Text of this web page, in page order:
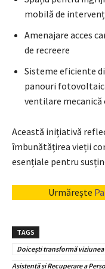
mobilă de
Amenajare acces
de recreere
Sisteme eficiente
panouri
ventilare mecanică
Această inițiativă
îmbunătățirea vieții
esențiale pentru
Urmărește
TAGS
Doicești transformă
Asistență și Recuperare a